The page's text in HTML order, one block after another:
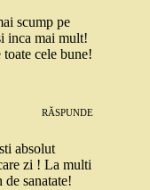
scump pe
inca mai mult!
cele bune!
RĂSPUNDE
absolut
zi ! La multi
sanatate!